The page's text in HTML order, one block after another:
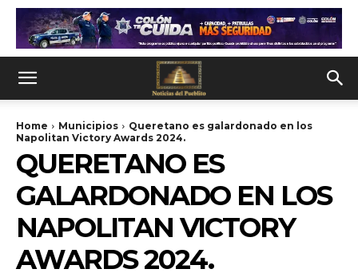
Home Municipios
Queretano es galardonado en los
Napolitan Victory Awards 2024.
QUERETANO ES
GALARDONADO EN LOS
NAPOLITAN VICTORY
AWARDS 2024.